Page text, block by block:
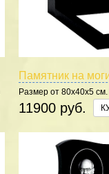
Памятник на
Размер от 80х40х5
5 сторон.
11900 руб.